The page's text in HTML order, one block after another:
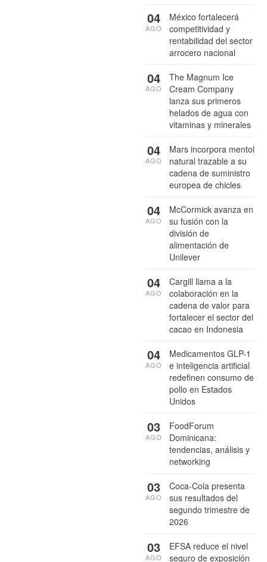
México fortalecerá
competitividad y
rentabilidad del sector
arrocero nacional
04
AGO
The Magnum Ice
Cream Company
lanza sus primeros
helados de agua con
vitaminas y minerales
04
AGO
Mars incorpora mentol
natural trazable a su
cadena de suministro
europea de chicles
04
AGO
McCormick avanza en
su fusión con la
división de
alimentación de
Unilever
04
AGO
Cargill llama a la
colaboración en la
cadena de valor para
fortalecer el sector del
cacao en Indonesia
04
AGO
Medicamentos GLP-1
e inteligencia artificial
redefinen consumo de
pollo en Estados
Unidos
04
AGO
FoodForum
Dominicana:
tendencias, análisis y
networking
03
AGO
Coca-Cola presenta
sus resultados del
segundo trimestre de
2026
03
AGO
EFSA reduce el nivel
seguro de exposición
03
AGO